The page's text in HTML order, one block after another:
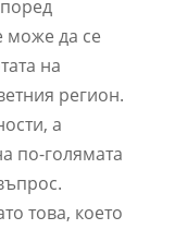
може да се
на
регион.
а
по-голямата
това, което